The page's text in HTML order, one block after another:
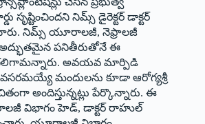
సృష్టించిందని నిమ్స్ డైరెక్టర్ డాక్టర్
నిమ్స్ యూరాలజీ, నెఫ్రాలజీ
అద్భుతమైన పనితీరుతోనే ఈ
అవయవ మార్పిడి
మందులను కూడా ఆరోగ్యశ్రీ
అందిస్తున్నట్లు పేర్కొన్నారు. ఈ
విభాగం హెడ్, డాక్టర్ రాహుల్